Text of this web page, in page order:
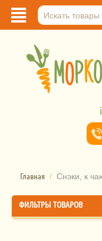
Главная / Снэки, к
ФИЛЬТРЫ ТОВАРОВ